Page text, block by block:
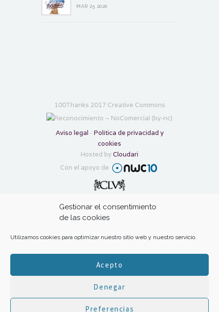
Gestionar el consentimiento
de las cookies
Utilizamos cookies para optimizar nuestro sitio web y nuestro servicio.
Acepto
Denegar
Preferencias
MAR 25 2020
100Thanks 2017 Creative Commons
Aviso legal - Política de privacidad y
cookies
Hosted byCloudari
Con el apoyo de
El proyecto